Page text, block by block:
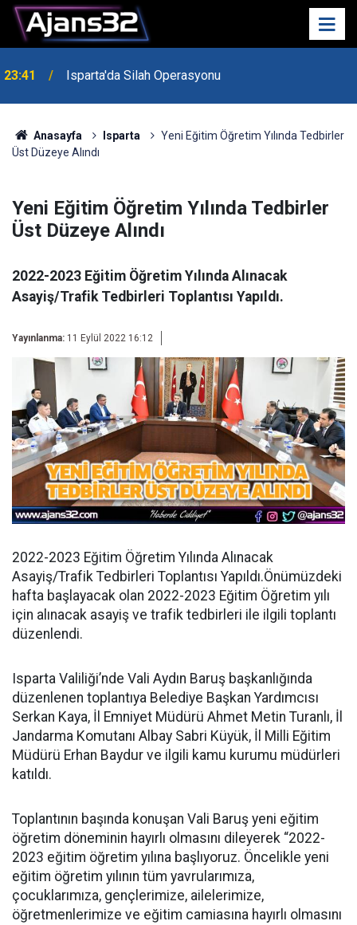
23:41 Isparta'da Silah Operasyonu
23:21 6 Mart Spor Salonu Yeniden Yükseliyor
Anasayfa Isparta
Yeni Eğitim Öğretim Yılında Tedbirler
Üst Düzeye Alındı
Yeni Eğitim Öğretim Yılında Tedbirler
Üst Düzeye Alındı
2022-2023 Eğitim Öğretim Yılında Alınacak
Asayiş/Trafik Tedbirleri Toplantısı Yapıldı.
Yayınlanma: 11 Eylül 2022 16:12
2022-2023 Eğitim Öğretim Yılında Alınacak
Asayiş/Trafik Tedbirleri Toplantısı Yapıldı.Önümüzdeki
hafta başlayacak olan 2022-2023 Eğitim Öğretim yılı
için alınacak asayiş ve trafik tedbirleri ile ilgili toplantı
düzenlendi.
Isparta Valiliği’nde Vali Aydın Baruş başkanlığında
düzenlenen toplantıya Belediye Başkan Yardımcısı
Serkan Kaya, İl Emniyet Müdürü Ahmet Metin Turanlı, İl
Jandarma Komutanı Albay Sabri Küyük, İl Milli Eğitim
Müdürü Erhan Baydur ve ilgili kamu kurumu müdürleri
katıldı.
Toplantının başında konuşan Vali Baruş yeni eğitim
öğretim döneminin hayırlı olmasını dileyerek “2022-
2023 eğitim öğretim yılına başlıyoruz. Öncelikle yeni
eğitim öğretim yılının tüm yavrularımıza,
çocuklarımıza, gençlerimize, ailelerimize,
öğretmenlerimize ve eğitim camiasına hayırlı olmasını